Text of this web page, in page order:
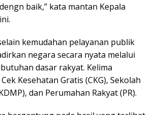
baik,” kata mantan Kepala
kemudahan pelayanan publik
negara secara nyata melalui
dasar rakyat. Kelima
Kesehatan Gratis (CKG), Sekolah
dan Perumahan Rakyat (PR).